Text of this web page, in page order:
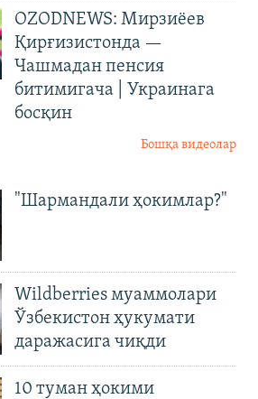
OZODNEWS: Мирзиёев
Қирғизистонда —
Чашмадан пенсия
битимигача | Украинага
босқин
Бошқа видеолар
"Шармандали ҳокимлар?"
Wildberries муаммолари
Ўзбекистон ҳукумати
даражасига чиқди
10 туман ҳокими